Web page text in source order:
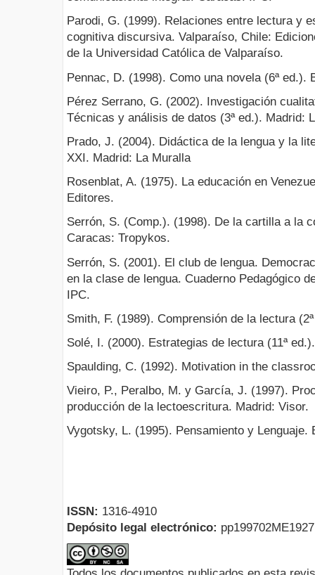
Parodi, G. (1999). Relaciones entre lectura y
cognitiva discursiva. Valparaíso, Chile:
de la Universidad Católica de Valparaíso.
Pennac, D. (1998). Como una novela (6ª ed.).
Pérez Serrano, G. (2002). Investigación
Técnicas y análisis de datos (3ª ed.). Madrid:
Prado, J. (2004). Didáctica de la lengua y la
XXI. Madrid: La Muralla
Rosenblat, A. (1975). La educación en
Editores.
Serrón, S. (Comp.). (1998). De la cartilla a la
Caracas: Tropykos.
Serrón, S. (2001). El club de lengua.
en la clase de lengua. Cuaderno Pedagógico
IPC.
Smith, F. (1989). Comprensión de la lectura
Solé, I. (2000). Estrategias de lectura (11ª
Spaulding, C. (1992). Motivation in the
Vieiro, P., Peralbo, M. y García, J. (1997).
producción de la lectoescritura. Madrid: Visor.
Vygotsky, L. (1995). Pensamiento y Lenguaje.
ISSN: 1316-4910
Depósito legal electrónico: